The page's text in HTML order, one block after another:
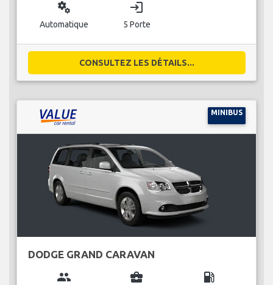
miscellaneous_services
Automatique
login
5 Porte
CONSULTEZ LES DÉTAILS...
MINIBUS
DODGE GRAND CARAVAN
group business_center local_gas_station